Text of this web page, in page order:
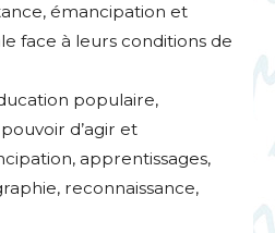
émancipation et
face à leurs conditions de
populaire,
d’agir et
apprentissages,
reconnaissance,